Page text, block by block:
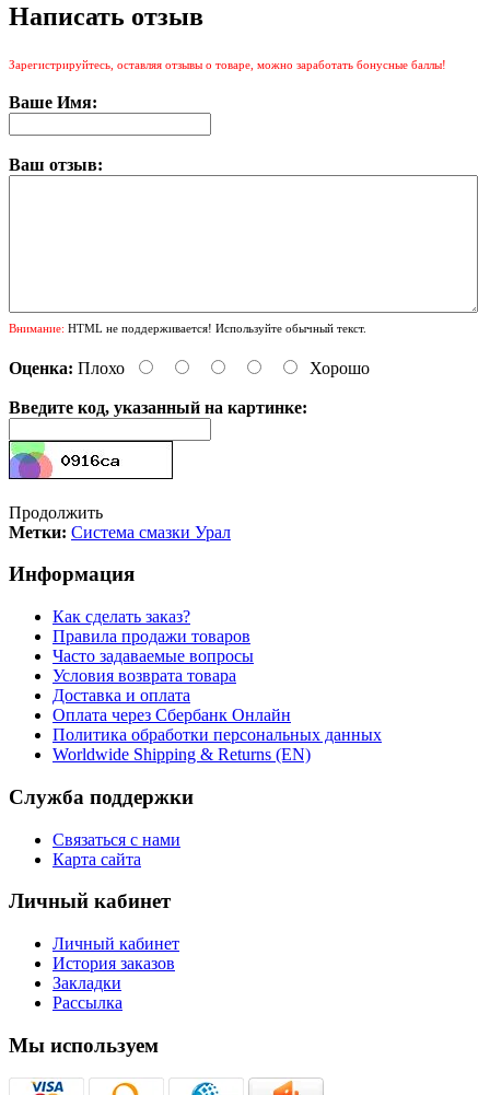
Написать отзыв
Зарегистрируйтесь, оставляя отзывы о товаре, можно заработать бонусные баллы!
Ваше Имя:
Ваш отзыв:
Внимание: HTML не поддерживается! Используйте обычный текст.
Оценка: Плохо Хорошо
Введите код, указанный на картинке:
Продолжить
Метки: Система смазки Урал
Информация
Как сделать заказ?
Правила продажи товаров
Часто задаваемые вопросы
Условия возврата товара
Доставка и оплата
Оплата через Сбербанк Онлайн
Политика обработки персональных данных
Worldwide Shipping & Returns (EN)
Служба поддержки
Связаться с нами
Карта сайта
Личный кабинет
Личный кабинет
История заказов
Закладки
Рассылка
Мы используем